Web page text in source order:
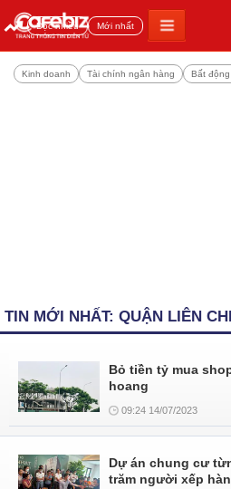
Đọc nhiều Mới nhất
Kinh doanh Tài chính ngân hàng Bất động
TIN MỚI NHẤT: QUẬN LIÊN
Bỏ tiền tỷ mua
hoang
09:24 14/07/2023
Dự án chung cư
trăm người xếp